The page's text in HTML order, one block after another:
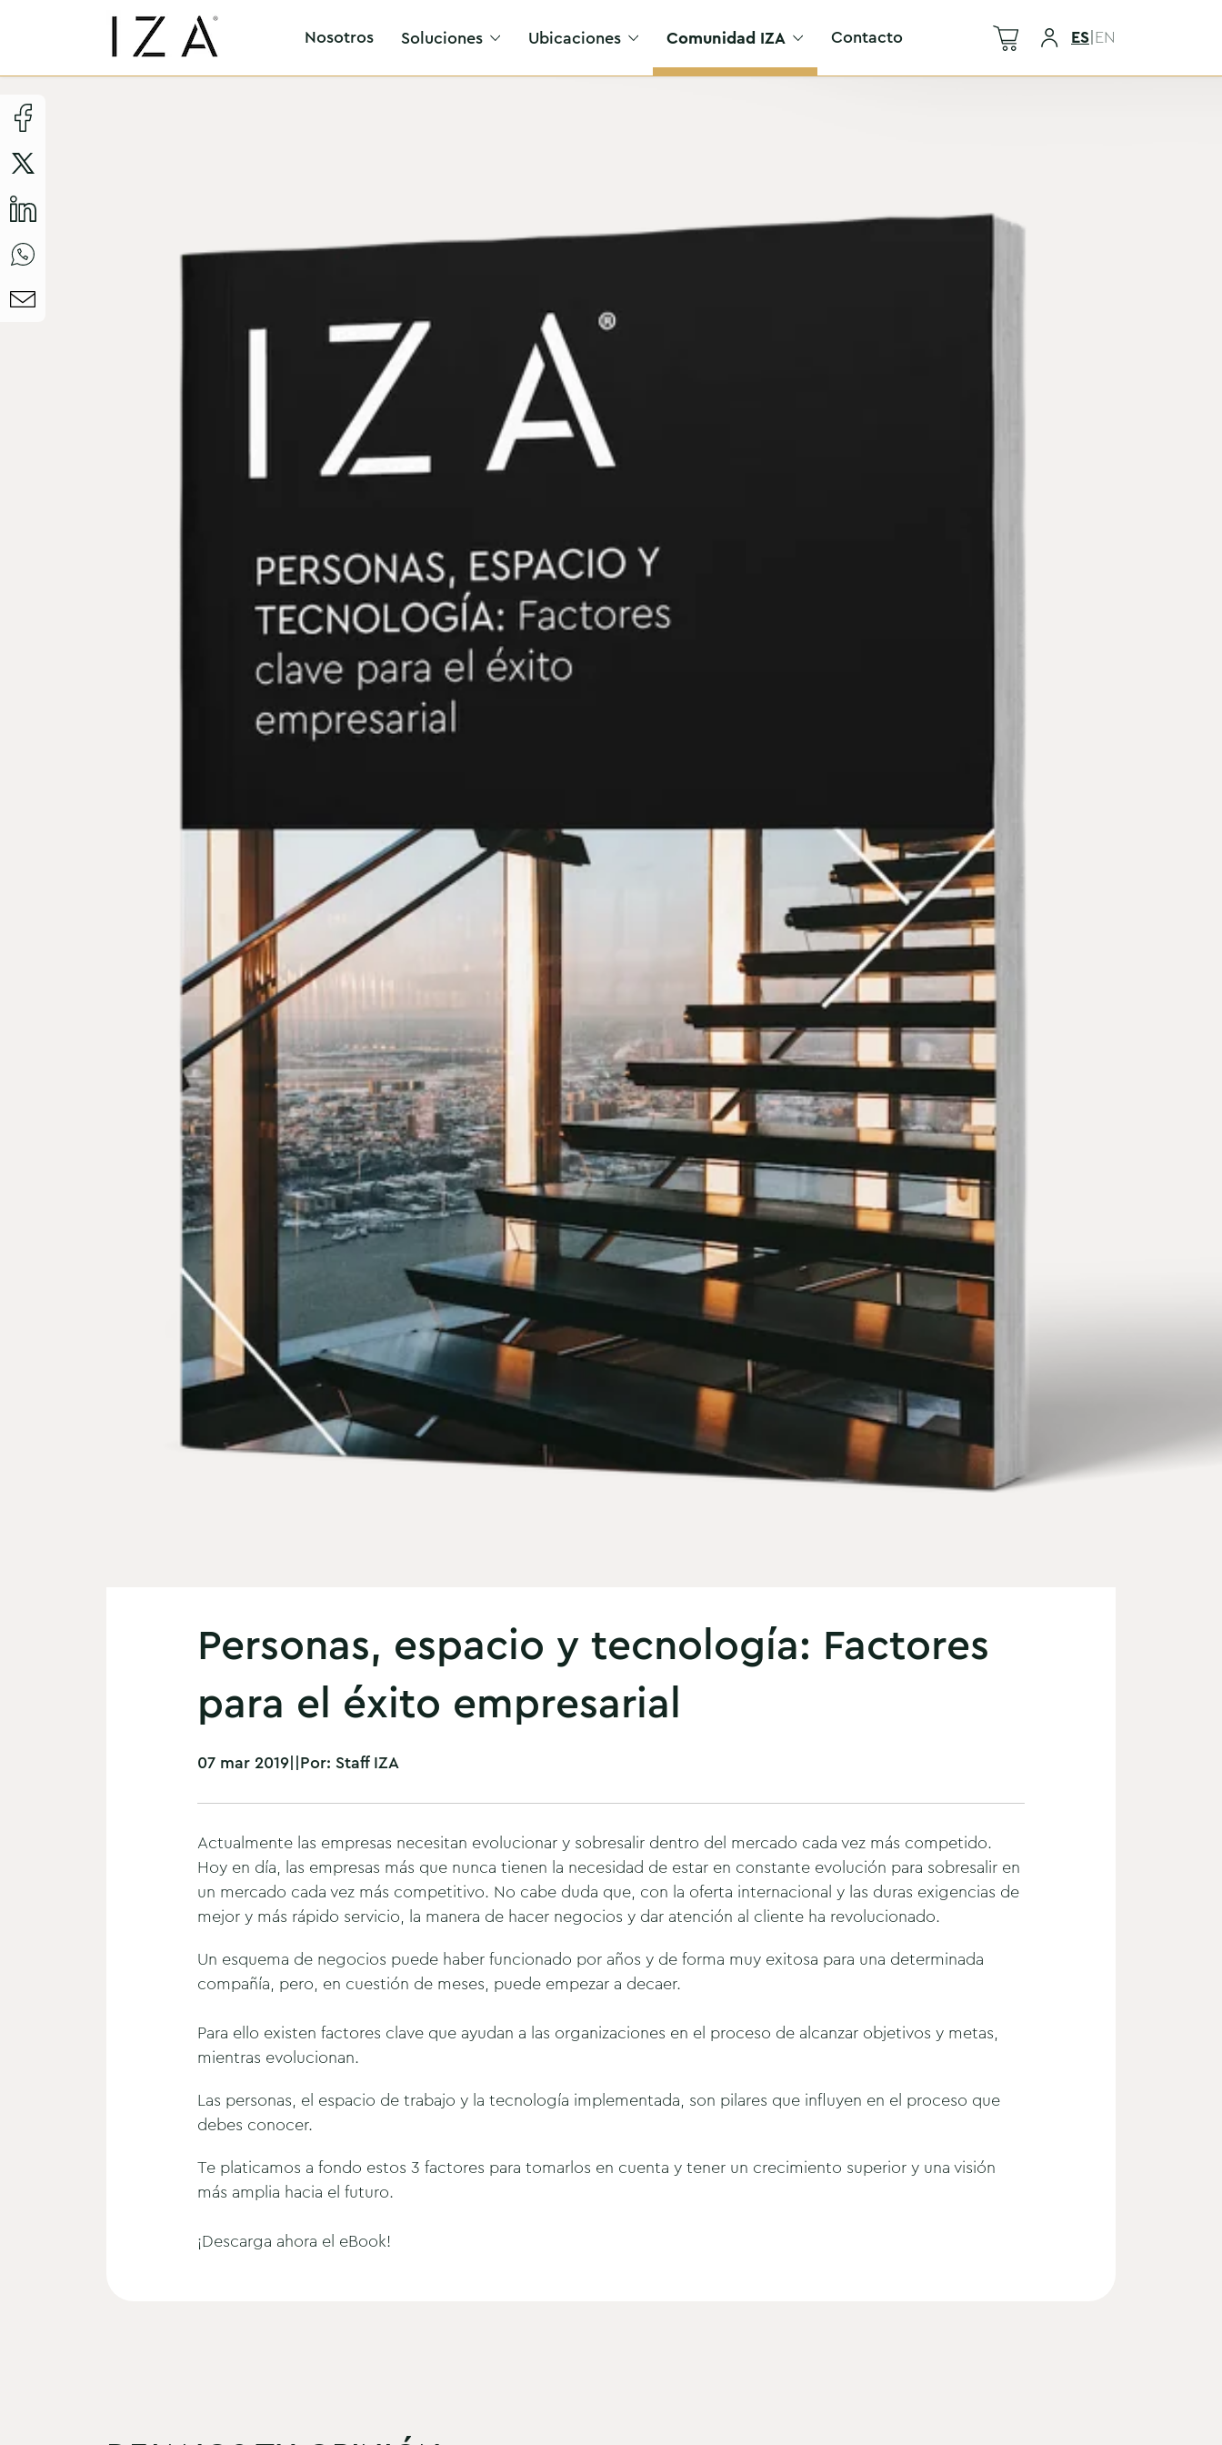
Nosotros Soluciones Ubicaciones Comunidad IZA Contacto ES|EN
Personas, espacio y tecnología: Factores
para el éxito empresarial
07 mar 2019||Por: Staff IZA
Actualmente las empresas necesitan evolucionar y sobresalir dentro del mercado cada vez más competido.
Hoy en día, las empresas más que nunca tienen la necesidad de estar en constante evolución para sobresalir en
un mercado cada vez más competitivo. No cabe duda que, con la oferta internacional y las duras exigencias de
mejor y más rápido servicio, la manera de hacer negocios y dar atención al cliente ha revolucionado.
Un esquema de negocios puede haber funcionado por años y de forma muy exitosa para una determinada
compañía, pero, en cuestión de meses, puede empezar a decaer.
Para ello existen factores clave que ayudan a las organizaciones en el proceso de alcanzar objetivos y metas,
mientras evolucionan.
Las personas, el espacio de trabajo y la tecnología implementada, son pilares que influyen en el proceso que
debes conocer.
Te platicamos a fondo estos 3 factores para tomarlos en cuenta y tener un crecimiento superior y una visión
más amplia hacia el futuro.
¡Descarga ahora el eBook!